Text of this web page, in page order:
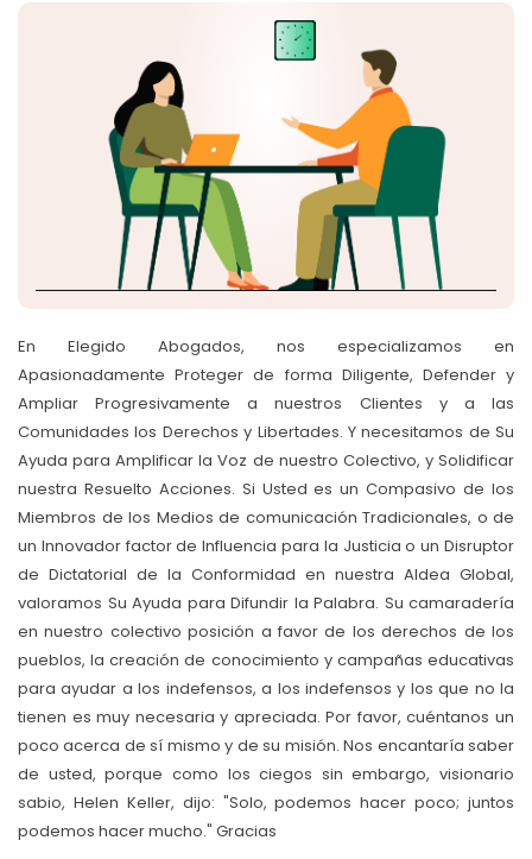
En Elegido Abogados, nos especializamos en
Apasionadamente Proteger de forma Diligente, Defender y
Ampliar Progresivamente a nuestros Clientes y a las
Comunidades los Derechos y Libertades. Y necesitamos de Su
Ayuda para Amplificar la Voz de nuestro Colectivo, y Solidificar
nuestra Resuelto Acciones. Si Usted es un Compasivo de los
Miembros de los Medios de comunicación Tradicionales, o de
un Innovador factor de Influencia para la Justicia o un Disruptor
de Dictatorial de la Conformidad en nuestra Aldea Global,
valoramos Su Ayuda para Difundir la Palabra. Su camaradería
en nuestro colectivo posición a favor de los derechos de los
pueblos, la creación de conocimiento y campañas educativas
para ayudar a los indefensos, a los indefensos y los que no la
tienen es muy necesaria y apreciada. Por favor, cuéntanos un
poco acerca de sí mismo y de su misión. Nos encantaría saber
de usted, porque como los ciegos sin embargo, visionario
sabio, Helen Keller, dijo: "Solo, podemos hacer poco; juntos
podemos hacer mucho." Gracias